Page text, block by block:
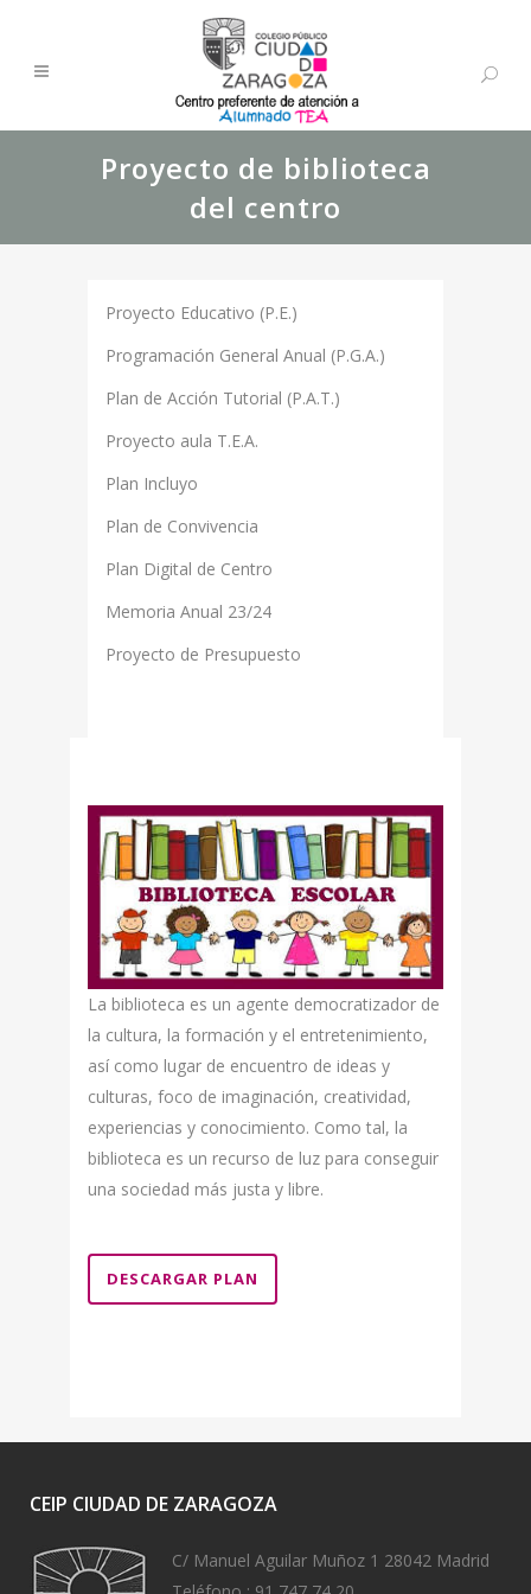
Proyecto de biblioteca
del centro
Proyecto Educativo (P.E.)
Programación General Anual (P.G.A.)
Plan de Acción Tutorial (P.A.T.)
Proyecto aula T.E.A.
Plan Incluyo
Plan de Convivencia
Plan Digital de Centro
Memoria Anual 23/24
Proyecto de Presupuesto
La biblioteca es un agente democratizador de
la cultura, la formación y el entretenimiento,
así como lugar de encuentro de ideas y
culturas, foco de imaginación, creatividad,
experiencias y conocimiento. Como tal, la
biblioteca es un recurso de luz para conseguir
una sociedad más justa y libre.
DESCARGAR PLAN
CEIP CIUDAD DE ZARAGOZA
C/ Manuel Aguilar Muñoz 1 28042 Madrid